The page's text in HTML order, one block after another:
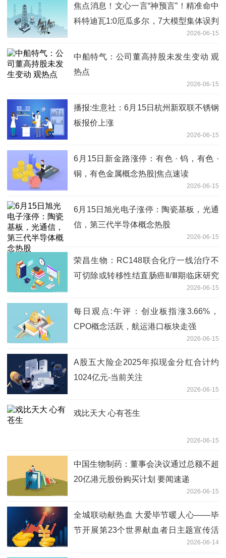
焦点消息！文心一言“神预言”！精准命中
科特迪瓦1:0厄瓜多尔，7大模型集体误判
2026-06-15
中船特气：公司董高持股未发生变动 观
热点
2026-06-15
播报:生意社：6月15日杭州新双联不锈钢
板报价上涨
2026-06-15
6月15日新金路涨停：有色 · 钨，有色 ·
铜，有色金属概念热股|焦点速读
2026-06-15
6月15日旭光电子涨停：陶瓷基板，光通
信，第三代半导体概念热股
2026-06-15
荣昌生物：RC148联合化疗一线治疗不
可切除或转移性结直肠癌Ⅱ/Ⅲ期临床研究
2026-06-15
每日观点:午评：创业板指涨3.66%，
CPO概念活跃，航运港口板块走强
2026-06-15
A股五大险企2025年拟现金分红合计约
1024亿元-当前关注
2026-06-15
戏比天大 心有苍生
2026-06-15
中国生物制药：董事会决议通过总额不超
20亿港元股份购买计划 要闻速递
2026-06-15
全城联动献热血 大爱毕节暖人心——毕
节开展第23个世界献血者日主题宣传活
2026-06-14